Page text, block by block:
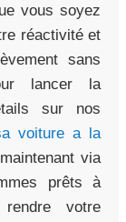
vous soyez
réactivité et
sans
lancer la
sur nos
voiture a la
via
prêts à
votre